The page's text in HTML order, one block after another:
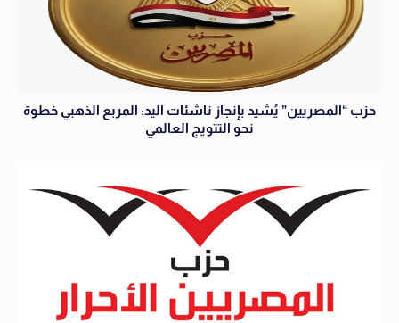
حزب “المصريين” يُشيد بإنجاز ناشئات اليد: المربع الذهبي خطوة
نحو التتويج العالمي